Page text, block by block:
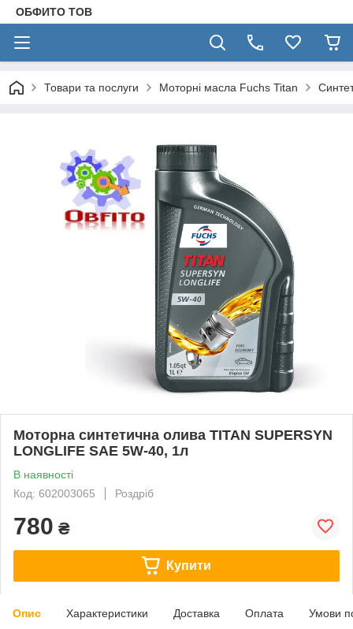
ОБФИТО ТОВ
Товари та послуги Моторні масла Fuchs Titan
Моторна синтетична олива TITAN SUPERSYN
LONGLIFE SAE 5W-40, 1л
В наявності
Код: 602003065
Роздріб
780 ₴
Купити
Опис Характеристики Доставка Оплата Умови